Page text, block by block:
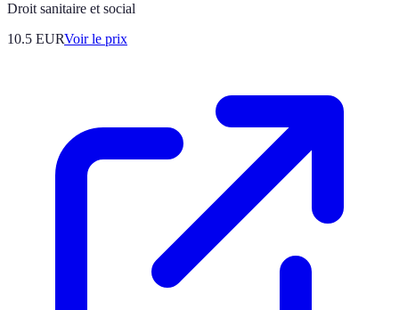
Droit sanitaire et social
10.5 EURVoir le prix